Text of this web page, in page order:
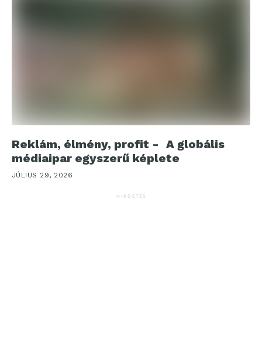
Reklám, élmény, profit - A globális
médiaipar egyszerű képlete
JÚLIUS 29, 2026
HIRDETÉS